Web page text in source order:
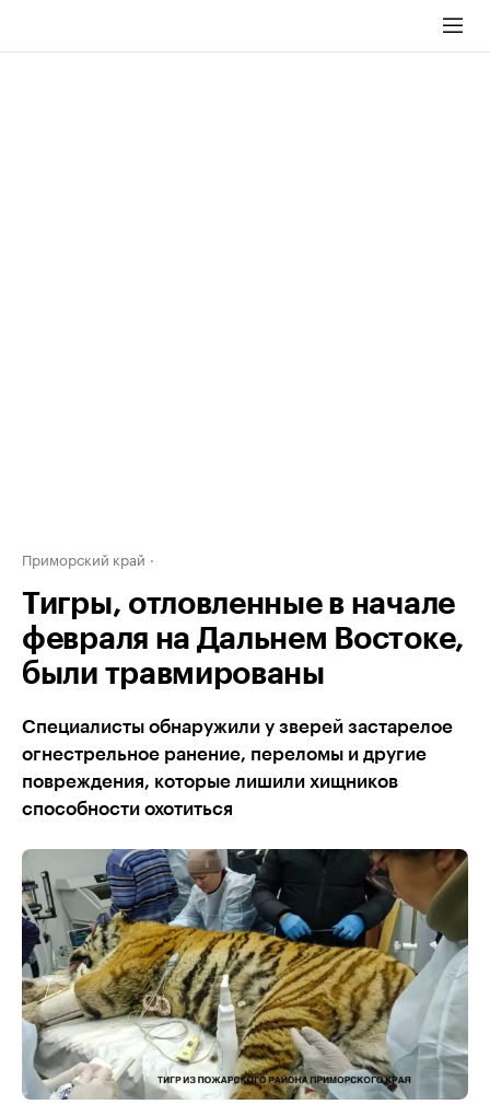
Приморский край
Тигры, отловленные в начале
февраля на Дальнем Востоке,
были травмированы
Специалисты обнаружили у зверей застарелое
огнестрельное ранение, переломы и другие
повреждения, которые лишили хищников
способности охотиться